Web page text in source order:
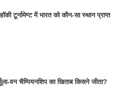
टूर्नामेण्ट में भारत को कौन-सा स्थान प्राप्त
वन चैम्पियनशिप का खिताब किसने जीता?